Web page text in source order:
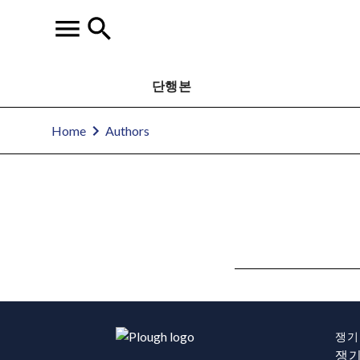
단행본
Home Authors
쟁
쟁